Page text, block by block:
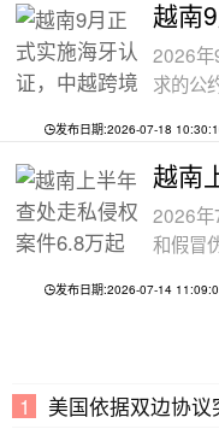
2026年
求的公
发布日期:2026-07-18
2026年
和假冒
发布日期:2026-07-14
美国依据双边协